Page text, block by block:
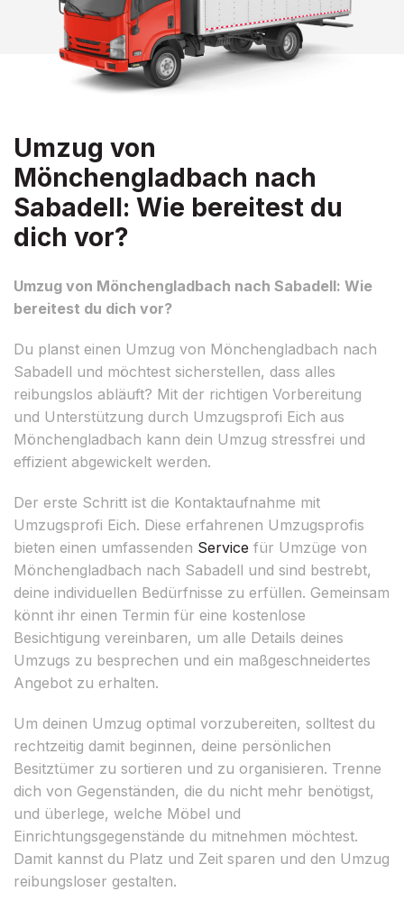
Umzug von
Mönchengladbach nach
Sabadell: Wie bereitest du
dich vor?
Umzug von Mönchengladbach nach Sabadell: Wie
bereitest du dich vor?
Du planst einen Umzug von Mönchengladbach nach
Sabadell und möchtest sicherstellen, dass alles
reibungslos abläuft? Mit der richtigen Vorbereitung
und Unterstützung durch Umzugsprofi Eich aus
Mönchengladbach kann dein Umzug stressfrei und
effizient abgewickelt werden.
Der erste Schritt ist die Kontaktaufnahme mit
Umzugsprofi Eich. Diese erfahrenen Umzugsprofis
bieten einen umfassenden Service für Umzüge von
Mönchengladbach nach Sabadell und sind bestrebt,
deine individuellen Bedürfnisse zu erfüllen. Gemeinsam
könnt ihr einen Termin für eine kostenlose
Besichtigung vereinbaren, um alle Details deines
Umzugs zu besprechen und ein maßgeschneidertes
Angebot zu erhalten.
Um deinen Umzug optimal vorzubereiten, solltest du
rechtzeitig damit beginnen, deine persönlichen
Besitztümer zu sortieren und zu organisieren. Trenne
dich von Gegenständen, die du nicht mehr benötigst,
und überlege, welche Möbel und
Einrichtungsgegenstände du mitnehmen möchtest.
Damit kannst du Platz und Zeit sparen und den Umzug
reibungsloser gestalten.